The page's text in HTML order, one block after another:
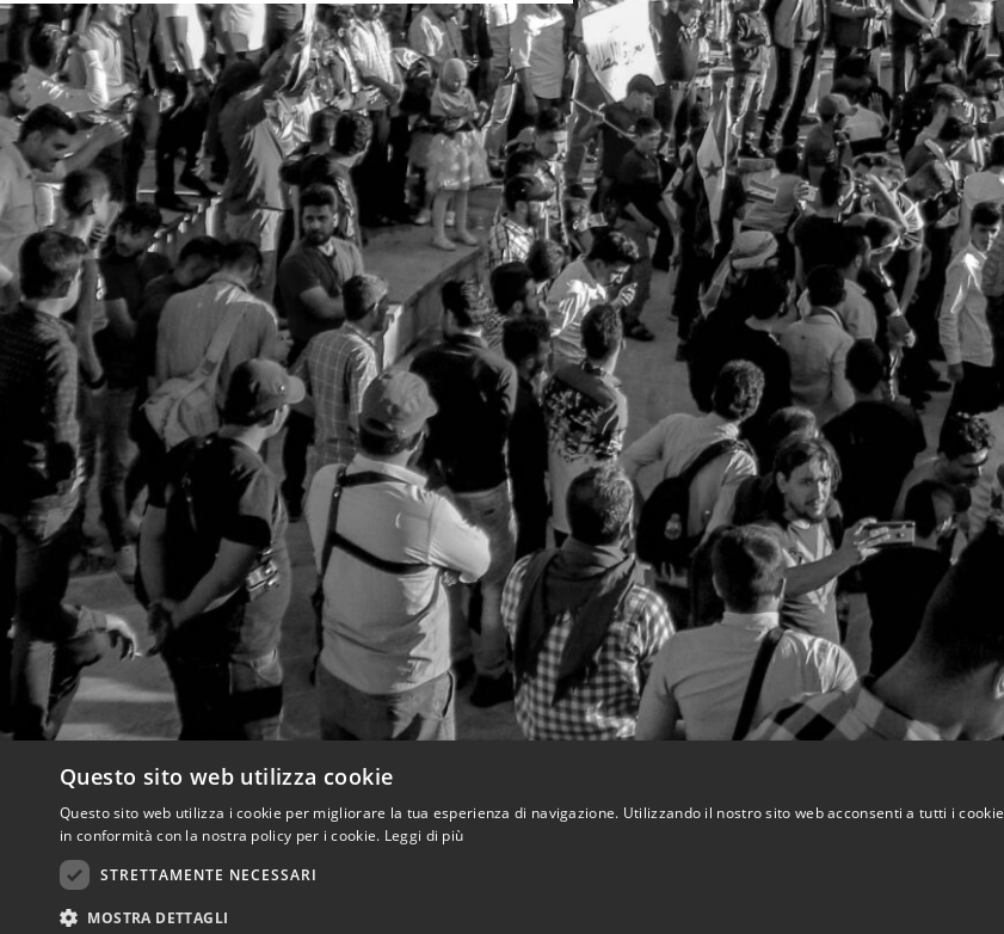
Questo sito web utilizza cookie
Questo sito web utilizza i cookie per migliorare la tua esperienza di navigazione. Utilizzando il nostro sito web acconsenti a tutti i cookie
in conformità con la nostra policy per i cookie. Leggi di più
STRETTAMENTE NECESSARI
MOSTRA DETTAGLI